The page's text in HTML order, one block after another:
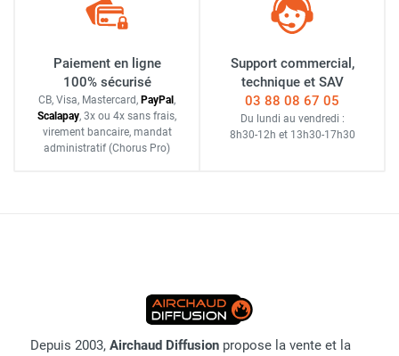
Paiement en ligne
100% sécurisé
CB, Visa, Mastercard, PayPal ,
Scalapay, 3x ou 4x sans frais,
virement bancaire, mandat
administratif (Chorus Pro)
Support commercial,
technique et SAV
03 88 08 67 05
Du lundi au vendredi :
8h30-12h et 13h30-17h30
Depuis 2003, Airchaud Diffusion propose la vente et la